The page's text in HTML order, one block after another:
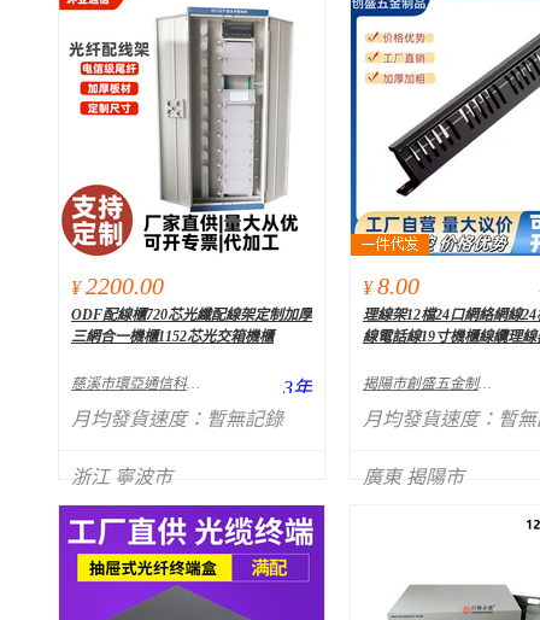
¥ 2200.00
ODF配線櫃720芯光纖配線架定制加厚
三網合一機櫃1152芯光交箱機櫃
慈溪市環亞通信科技有限公司 3年
月均發貨速度： 暫無記錄
浙江 寧波市
¥ 8.00
理線架12檔24口網絡網線24
線電話線19寸機櫃線纜理線
揭陽市創盛五金制品有限公司
月均發貨速度： 暫
廣東 揭陽市